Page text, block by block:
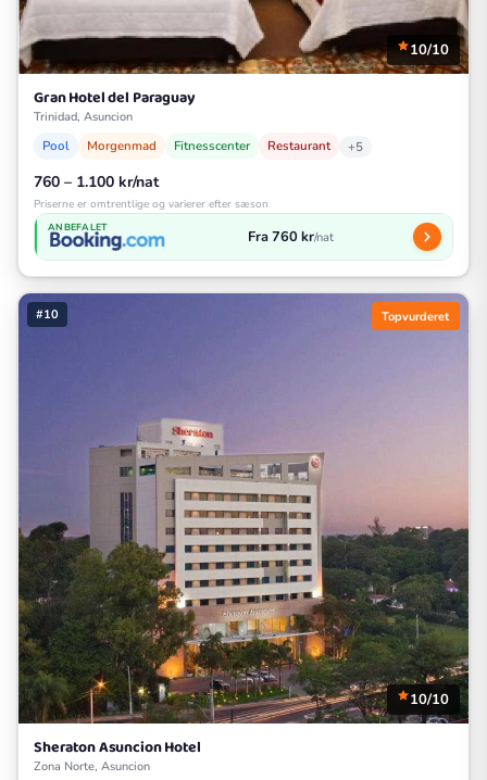
10/10
Gran Hotel del Paraguay
Trinidad, Asuncion
Pool Morgenmad Fitnesscenter Restaurant +5
760 – 1.100 kr/nat
Priserne er omtrentlige og varierer efter sæson
ANBEFALET Fra 760 kr/nat
#10 Topvurderet
10/10
Sheraton Asuncion Hotel
Zona Norte, Asuncion